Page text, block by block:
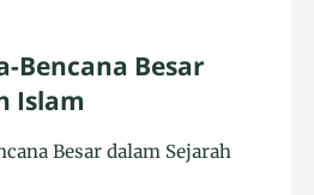
Bencana Besar
Islam
Besar dalam Sejarah